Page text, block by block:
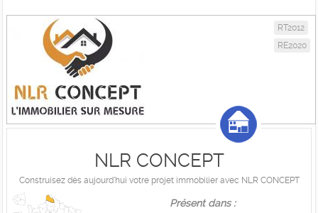
RT2012
RE2020
NLR CONCEPT
Construisez dès aujourd'hui votre projet immobilier avec NLR CONCEPT
Présent dans :